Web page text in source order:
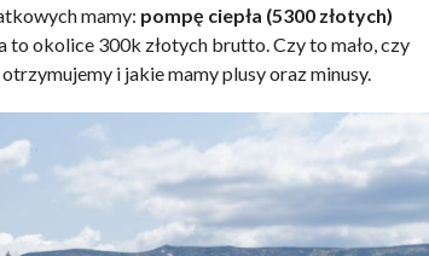
mamy: pompę ciepła (5300 złotych)
to okolice 300k złotych brutto. Czy to mało, czy
i jakie mamy plusy oraz minusy.